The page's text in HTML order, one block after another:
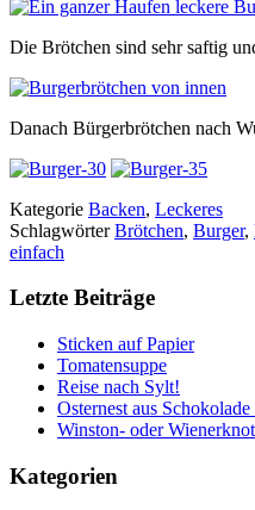
Die Brötchen sind sehr saftig
Danach Bürgerbrötchen nach
Kategorie Backen, Leckeres
SchlagwörterBrötchen, Burger,
einfach
Letzte Beiträge
Sticken auf Papier
Tomatensuppe
Reise nach Sylt!
Osternest aus
Winston- oder
Kategorien